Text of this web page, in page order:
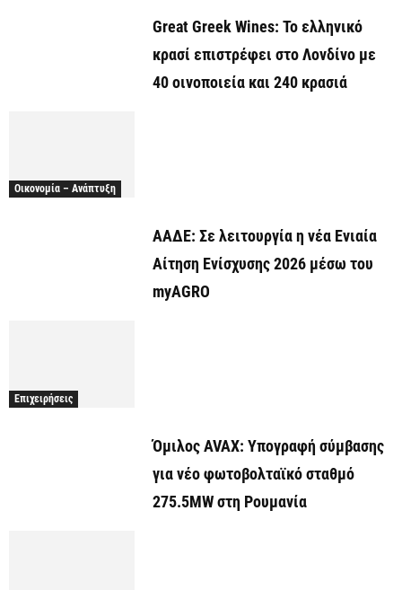
Great Greek Wines: Το ελληνικό
κρασί επιστρέφει στο Λονδίνο με
40 οινοποιεία και 240 κρασιά
Οικονομία – Ανάπτυξη
ΑΑΔΕ: Σε λειτουργία η νέα Ενιαία
Αίτηση Ενίσχυσης 2026 μέσω του
myAGRO
Επιχειρήσεις
Όμιλος AVAX: Υπογραφή σύμβασης
για νέο φωτοβολταϊκό σταθμό
275.5MW στη Ρουμανία